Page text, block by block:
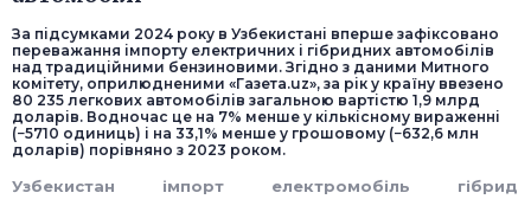
За підсумками 2024 року в Узбекистані вперше зафіксовано
переважання імпорту електричних і гібридних автомобілів
над традиційними бензиновими. Згідно з даними Митного
комітету, оприлюдненими «Газета.uz», за рік у країну ввезено
80 235 легкових автомобілів загальною вартістю 1,9 млрд
доларів. Водночас це на 7% менше у кількісному вираженні
(−5710 одиниць) і на 33,1% менше у грошовому (−632,6 млн
доларів) порівняно з 2023 роком.
Узбекистан імпорт електромобіль гібрид